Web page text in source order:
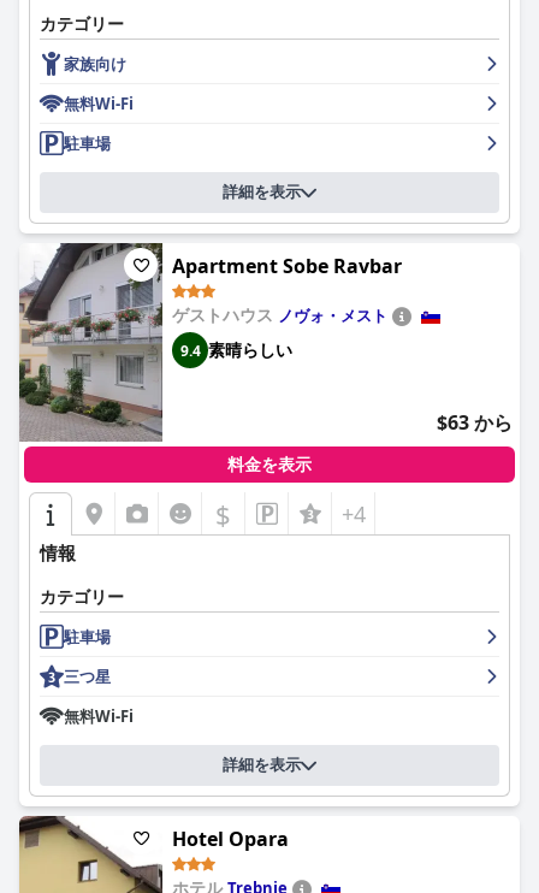
宿泊客は一般的に、多様なオプションを備えた満足のいく朝食を
楽しんでいますが、種類とスペースの改善の余地があると感じる
人もいます。ホテルレストランでの夕食は、美味しく高品質な料
理と手頃な価格で広く賞賛されており、特にスープ、グリル肉、
薪窯焼きのピザが好評です。
客室は、その広さ、清潔さ、モダンなアメニティで頻繁に賞賛さ
れています。騒音や軽微な設備の故障に関する問題もいくつか指
摘されていますが、全体的な客室体験はほとんどの宿泊客、特に
家族のニーズを満たしています。
清潔さはホテル全体で際立った特徴であり、客室と施設は申し分
なく、手入れが行き届いていると一貫して言及されています。ホ
テル・ドレンツのスタッフは、そのフレンドリーさ、気配り、プ
ロ意識が高く評価されており、宿泊客の肯定的な体験に大きく貢
献しています。
ホテルの駐車場も強みの1つであり、車やバイクのための十分な
スペースが用意されており、到着時のストレスフリーな体験を保
証しています。家族連れは特に、安全な遊び場や子供向けのさま
ざまなアクティビティなど、子供に優しいアメニティをホテルで
楽しんでおり、家族旅行者にとって最適な選択肢となっていま
す。
柔らかいマットレスと清潔な寝具を備えた快適なベッドも、枕の
快適さに関するいくつかの小さな批判にもかかわらず、宿泊客の
安眠に貢献しています。ただし、WiFiサービスは、客室での時折
なフィードバックを受けており、改善の可能性のある分野を示し
ています。
全体として、ホテル・ドレンツは、短時間の休憩にも長期滞在に
も最適な、コストパフォーマンスに優れた3つ星の宿泊施設を提
供し、一貫して宿泊客のニーズと期待に応えています。
カテゴリー
家族向け
無料Wi-Fi
駐車場
詳細を表示
Apartment Sobe Ravbar
ゲストハウス ノヴォ・メスト
9.4 素晴らしい
$63 から
料金を表示
$ +4
情報
カテゴリー
駐車場
三つ星
無料Wi-Fi
詳細を表示
Hotel Opara
ホテルTrebnje